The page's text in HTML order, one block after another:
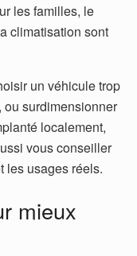
les familles, le
climatisation sont
un véhicule trop
surdimensionner
localement,
vous conseiller
les usages réels.
mieux